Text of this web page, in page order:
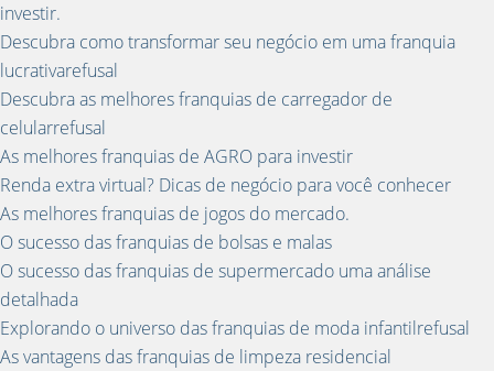
investir.
Descubra como transformar seu negócio em uma franquia
lucrativarefusal
Descubra as melhores franquias de carregador de
celularrefusal
As melhores franquias de AGRO para investir
Renda extra virtual? Dicas de negócio para você conhecer
As melhores franquias de jogos do mercado.
O sucesso das franquias de bolsas e malas
O sucesso das franquias de supermercado uma análise
detalhada
Explorando o universo das franquias de moda infantilrefusal
As vantagens das franquias de limpeza residencial